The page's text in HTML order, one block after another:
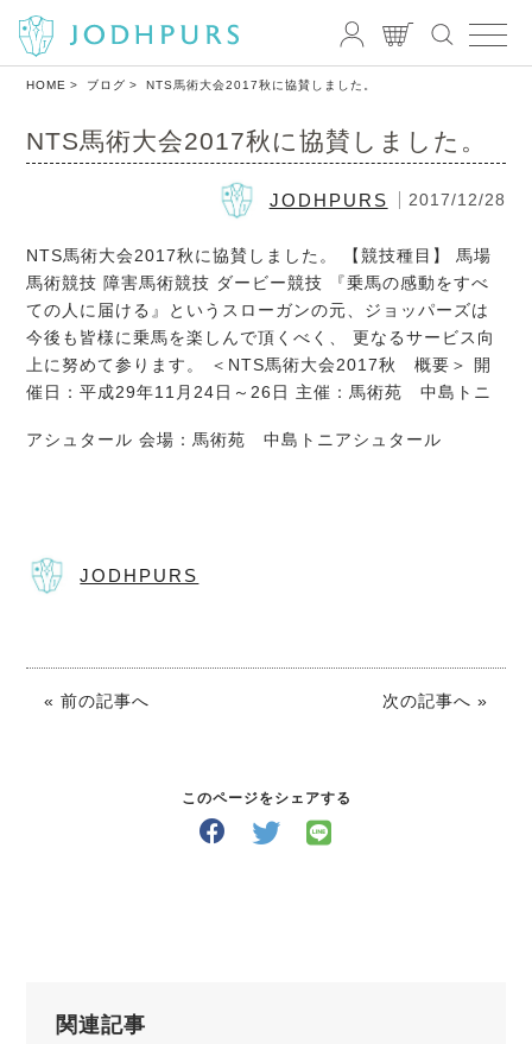
HOME ブログ NTS馬術大会2017秋に協賛しました。
NTS馬術大会2017秋に協賛しました。
JODHPURS 2017/12/28
NTS馬術大会2017秋に協賛しました。 【競技種目】 馬場
馬術競技 障害馬術競技 ダービー競技 『乗馬の感動をすべ
ての人に届ける』というスローガンの元、ジョッパーズは
今後も皆様に乗馬を楽しんで頂くべく、 更なるサービス向
上に努めて参ります。 ＜NTS馬術大会2017秋 概要＞ 開
催日：平成29年11月24日～26日 主催：馬術苑 中島トニ
アシュタール 会場：馬術苑 中島トニアシュタール
JODHPURS
« 前の記事へ 次の記事へ »
このページをシェアする
関連記事